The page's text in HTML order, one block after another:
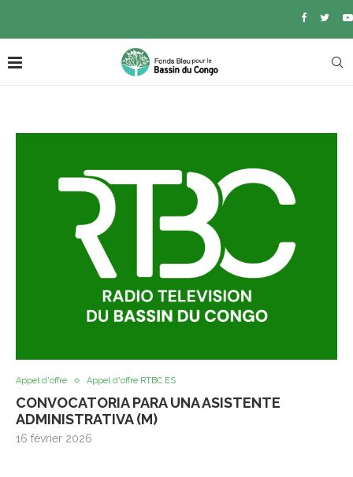
Appel d'offre Appel d'offre RTBC ES
CONVOCATORIA PARA UNA ASISTENTE
ADMINISTRATIVA (M)
16 février 2026